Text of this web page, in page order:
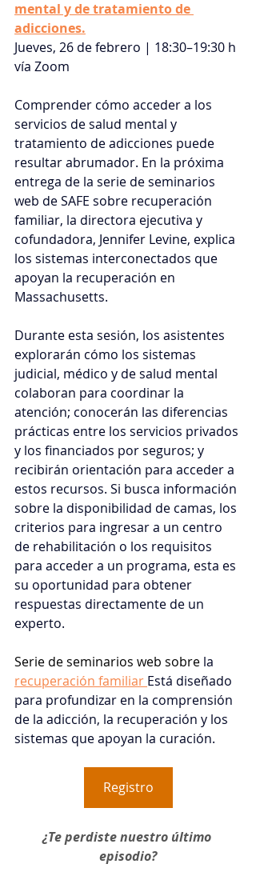
mental y de tratamiento de
adicciones.
Jueves, 26 de febrero | 18:30–19:30 h
vía Zoom
Comprender cómo acceder a los
servicios de salud mental y
tratamiento de adicciones puede
resultar abrumador. En la próxima
entrega de la serie de seminarios
web de SAFE sobre recuperación
familiar, la directora ejecutiva y
cofundadora, Jennifer Levine, explica
los sistemas interconectados que
apoyan la recuperación en
Massachusetts.
Durante esta sesión, los asistentes
explorarán cómo los sistemas
judicial, médico y de salud mental
colaboran para coordinar la
atención; conocerán las diferencias
prácticas entre los servicios privados
y los financiados por seguros; y
recibirán orientación para acceder a
estos recursos. Si busca información
sobre la disponibilidad de camas, los
criterios para ingresar a un centro
de rehabilitación o los requisitos
para acceder a un programa, esta es
su oportunidad para obtener
respuestas directamente de un
experto.
Serie de seminarios web sobre la
recuperación familiar Está diseñado
para profundizar en la comprensión
de la adicción, la recuperación y los
sistemas que apoyan la curación.
Registro
¿Te perdiste nuestro último
episodio?